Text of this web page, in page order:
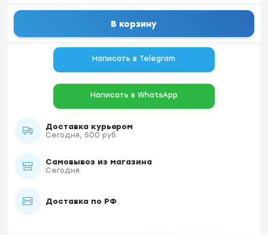
В корзину
Написать в Telegram
Написать в WhatsApp
Доставка курьером
Сегодня, 500 руб.
Самовывоз из магазина
Сегодня
Доставка по РФ